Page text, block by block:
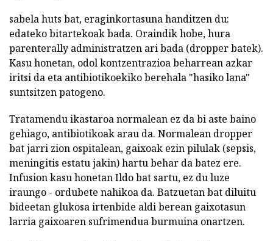
sabela huts bat, eraginkortasuna handitzen du:
edateko bitartekoak bada. Oraindik hobe, hura
parenterally administratzen ari bada (dropper batek).
Kasu honetan, odol kontzentrazioa beharrean azkar
iritsi da eta antibiotikoekiko berehala "hasiko lana"
suntsitzen patogeno.
Tratamendu ikastaroa normalean ez da bi aste baino
gehiago, antibiotikoak arau da. Normalean dropper
bat jarri zion ospitalean, gaixoak ezin pilulak (sepsis,
meningitis estatu jakin) hartu behar da batez ere.
Infusion kasu honetan Ildo bat sartu, ez du luze
iraungo - ordubete nahikoa da. Batzuetan bat diluitu
bideetan glukosa irtenbide aldi berean gaixotasun
larria gaixoaren sufrimendua burmuina onartzen.